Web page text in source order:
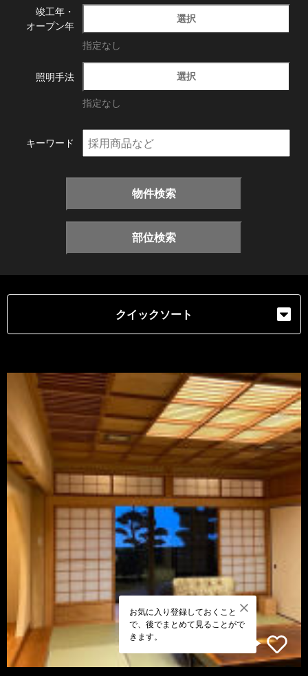
竣工年・
オープン年
選択
指定なし
照明手法 選択
指定なし
キーワード
物件検索
部位検索
クイックソート
お気に入り登録しておくこと
で、後でまとめて見ることがで
きます。